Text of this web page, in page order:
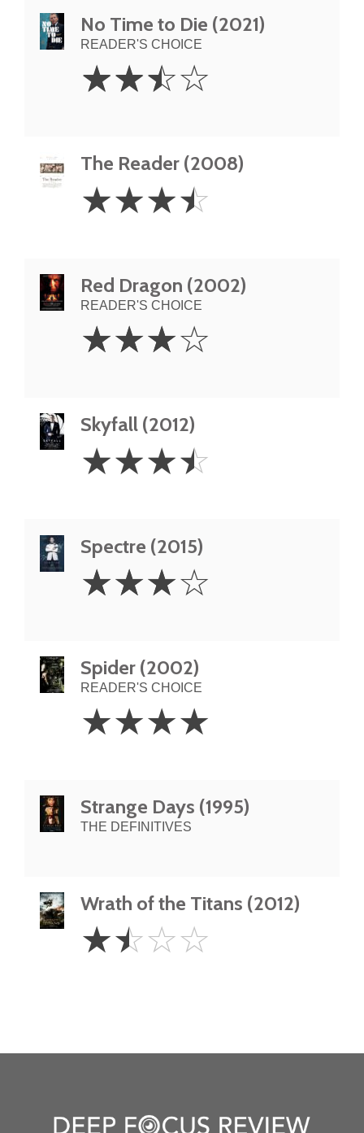
No Time to Die (2021)
READER'S CHOICE
2.5
Stars
☆☆☆☆
The Reader (2008)
3.5
Stars
☆☆☆☆
Red Dragon (2002)
READER'S CHOICE
Stars
☆☆☆☆
Skyfall (2012)
3.5
Stars
☆☆☆☆
Spectre (2015)
Stars
☆☆☆☆
Spider (2002)
READER'S CHOICE
Stars
☆☆☆☆
Strange Days (1995)
THE DEFINITIVES
Wrath of the Titans (2012)
1.5
Stars
☆☆☆☆